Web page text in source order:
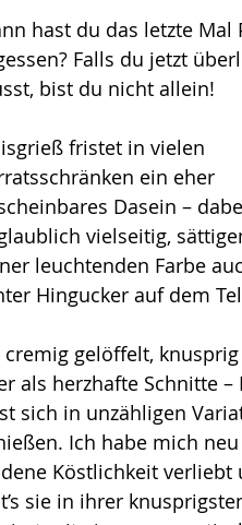
hast du das letzte Mal
Falls du jetzt
bist du nicht allein!
fristet in vielen
ein eher
Dasein –
vielseitig,
leuchtenden Farbe
Hingucker auf dem
cremig gelöffelt,
als herzhafte Schnitte –
sich in unzähligen
Ich habe mich
Köstlichkeit verliebt
sie in ihrer